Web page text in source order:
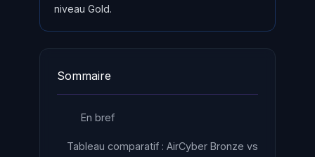
niveau Gold.
Sommaire
En bref
Tableau comparatif : AirCyber Bronze vs